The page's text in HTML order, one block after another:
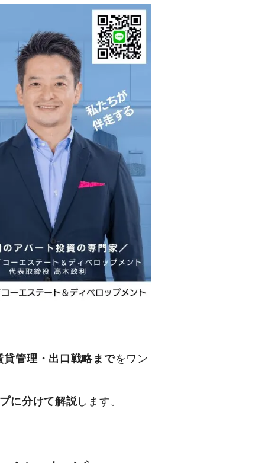
管理・出口戦略までをワン
に分けて解説します。